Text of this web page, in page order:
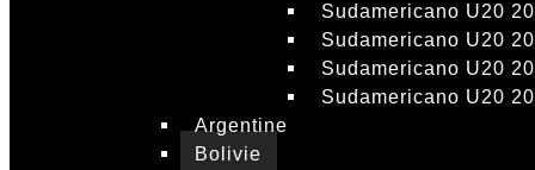
Sudamericano U20
Sudamericano U20
Sudamericano U20
Sudamericano U20
Argentine
Bolivie